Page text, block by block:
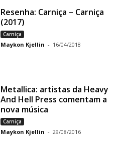
Resenha: Carniça – Carniça
(2017)
Carniça
Maykon Kjellin - 16/04/2018
Metallica: artistas da Heavy
And Hell Press comentam a
nova música
Carniça
Maykon Kjellin - 29/08/2016